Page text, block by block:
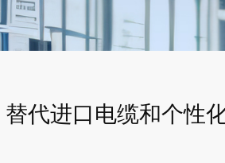
替代进口电缆和个性